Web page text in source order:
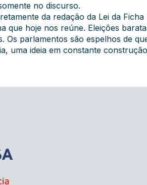
no discurso.
da redação da Lei da Ficha
que hoje nos reúne. Eleições
Os parlamentos são espelhos de
uma ideia em constante